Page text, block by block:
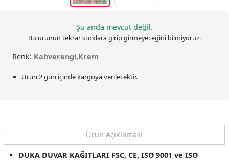
Şu anda mevcut değil.
Bu ürünün tekrar stoklara girip girmeyeceğini bilmiyoruz.
Renk: Kahverengi,Krem
Ürün 2 gün içinde kargoya verilecektir.
Ürün Açıklaması
DUKA DUVAR KAĞITLARI FSC, CE, ISO 9001 ve ISO